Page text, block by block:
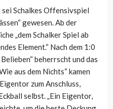
Schalkes Offensivspiel
gewesen. Ab der
„dem Schalker Spiel ab
Element.“ Nach dem 1:0
beherrscht und das
aus dem Nichts“ kamen
zum Anschluss,
selbst. „Ein Eigentor,